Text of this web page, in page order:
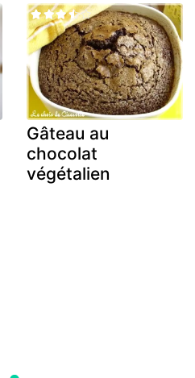
Gâteau au
chocolat
végétalien